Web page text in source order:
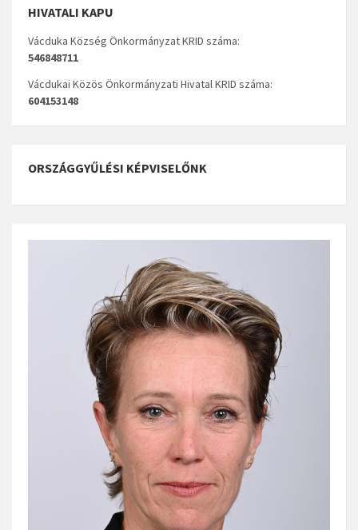
HIVATALI KAPU
Vácduka Község Önkormányzat KRID száma:
546848711
Vácdukai Közös Önkormányzati Hivatal KRID száma:
604153148
ORSZÁGGYŰLÉSI KÉPVISELŐNK